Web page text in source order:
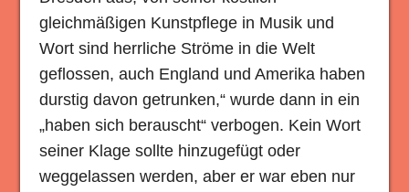
gleichmäßigen Kunstpflege in Musik und
Wort sind herrliche Ströme in die Welt
geflossen, auch England und Amerika haben
durstig davon getrunken,“ wurde dann in ein
„haben sich berauscht“ verbogen. Kein Wort
seiner Klage sollte hinzugefügt oder
weggelassen werden, aber er war eben nur